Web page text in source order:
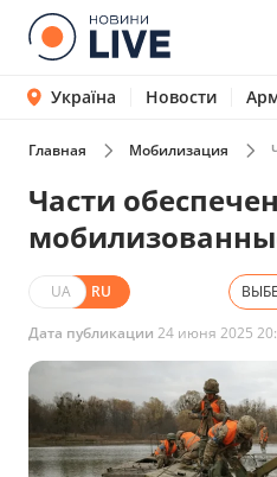
Україна Новости
Главная Мобилизация
Части
UA RU
Дата публикации 24 июня 2025